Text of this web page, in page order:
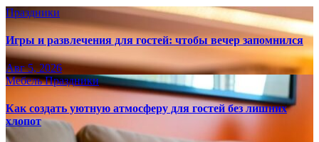
Праздники
Игры и развлечения для гостей: чтобы вечер запомнился
Авг 5, 2026
МебельПраздники
Как создать уютную атмосферу для гостей без лишних
хлопот